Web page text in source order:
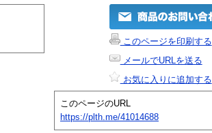
このページを印刷する
メールでURLを送る
お気に入りに追加する
このページのURL
https://plth.me/41014688